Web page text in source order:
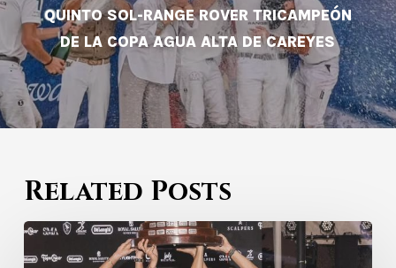
QUINTO SOL-RANGE ROVER TRICAMPEÓN
DE LA COPA AGUA ALTA DE CAREYES
Related Posts